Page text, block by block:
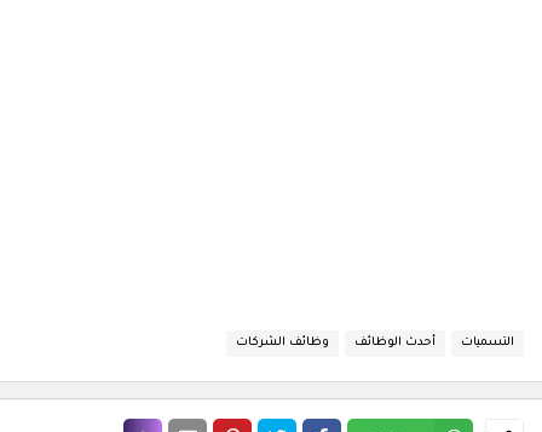
التسميات أحدث الوظائف وظائف الشركات